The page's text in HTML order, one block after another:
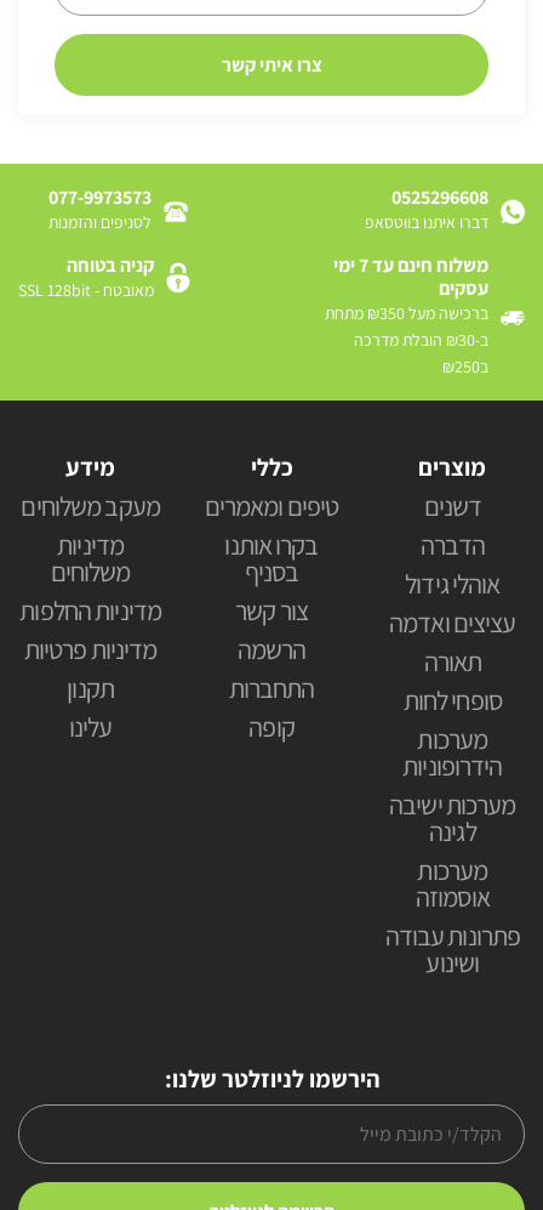
0525296608
דברו איתנו בווטסאפ
077-9973573
לסניפים והזמנות
משלוח חינם עד 7 ימי
עסקים
ברכישה מעל ₪350 מתחת
ב-₪30 הובלת מדרכה
ב₪250
קניה בטוחה
מאובטח - SSL 128bit
מוצרים
דשנים
הדברה
אוהלי גידול
עציצים ואדמה
תאורה
סופחי לחות
מערכות
הידרופוניות
מערכות ישיבה
לגינה
מערכות
אוסמוזה
פתרונות עבודה
ושינוע
כללי
טיפים ומאמרים
בקרו אותנו
בסניף
צור קשר
הרשמה
התחברות
קופה
מידע
מעקב משלוחים
מדיניות
משלוחים
מדיניות החלפות
מדיניות פרטיות
תקנון
עלינו
הירשמו לניוזלטר שלנו: